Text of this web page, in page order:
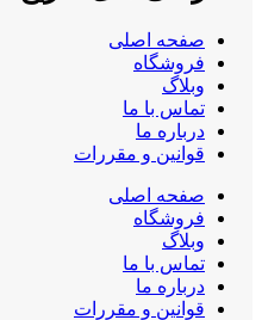
صفحه اصلی
فروشگاه
وبلاگ
تماس با ما
درباره ما
قوانین و مقررات
صفحه اصلی
فروشگاه
وبلاگ
تماس با ما
درباره ما
قوانین و مقررات